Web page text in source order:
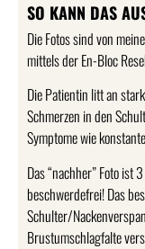
SO KANN DAS
Die Fotos sind von
mittels der En-Bloc
Die Patientin litt an
Schmerzen in den
Symptome wie
Das “nachher” Foto ist
beschwerdefrei! Das
Schulter/
Brustumschlagfalte